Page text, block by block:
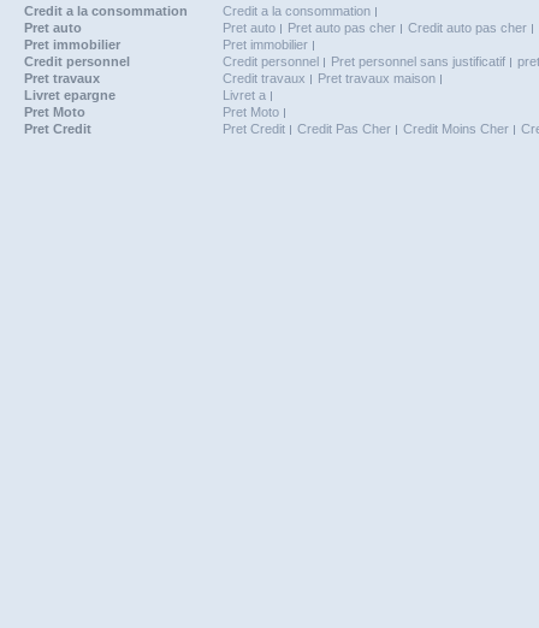
Credit a la consommation
Credit a la consommation
Pret auto
Pret auto Pret auto pas cher
Credit auto pas cher
Pret immobilier
Pret immobilier
Credit personnel
Credit personnel Pret personnel sans justificatif
Pret travaux
Credit travaux
Pret travaux maison
Livret epargne
Livret a
Pret Moto
Pret Moto
Pret Credit
Pret Credit Credit Pas Cher Credit Moins Cher